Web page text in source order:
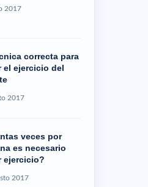
2017
correcta para
el ejercicio del
2017
veces por
es necesario
ejercicio?
2017